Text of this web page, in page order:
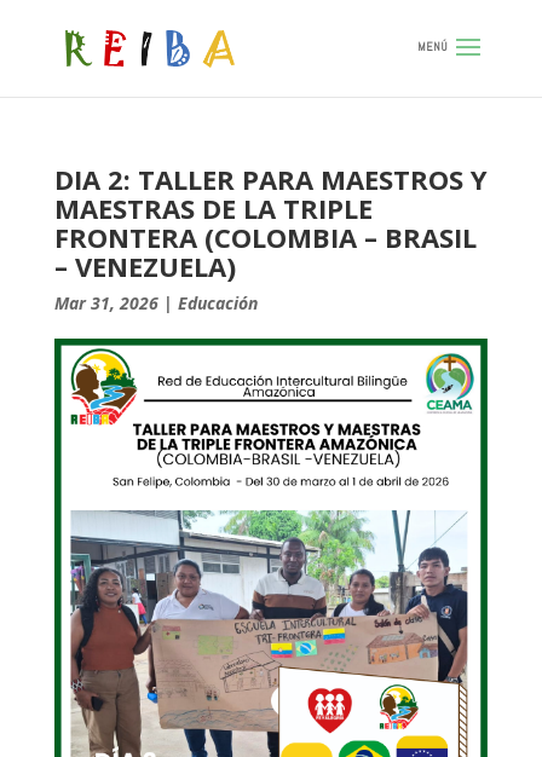
DIA 2: TALLER PARA MAESTROS Y
MAESTRAS DE LA TRIPLE
FRONTERA (COLOMBIA – BRASIL
– VENEZUELA)
Mar 31, 2026| Educación